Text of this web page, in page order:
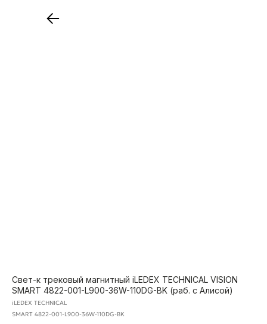
Свет-к трековый магнитный iLEDEX TECHNICAL VISION
SMART 4822-001-L900-36W-110DG-BK (раб. с Алисой)
iLEDEX TECHNICAL
SMART 4822-001-L900-36W-110DG-BK